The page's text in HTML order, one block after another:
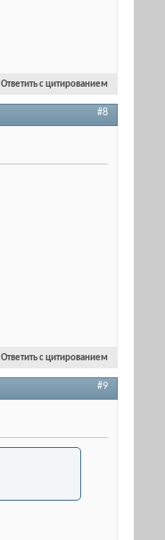
Ответить с цитированием
#8
Ответить с цитированием
#9